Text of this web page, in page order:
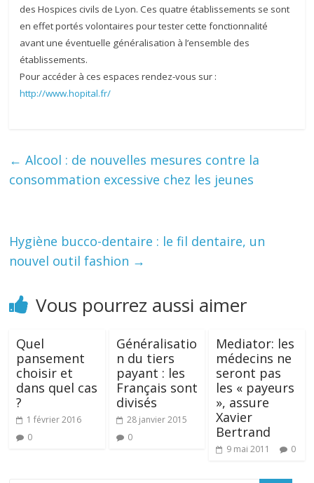
des Hospices civils de Lyon. Ces quatre établissements se sont
en effet portés volontaires pour tester cette fonctionnalité
avant une éventuelle généralisation à l’ensemble des
établissements.
Pour accéder à ces espaces rendez-vous sur :
http://www.hopital.fr/
← Alcool : de nouvelles mesures contre la
consommation excessive chez les jeunes
Hygiène bucco-dentaire : le fil dentaire, un
nouvel outil fashion →
Vous pourrez aussi aimer
Quel
pansement
choisir et
dans quel cas
?
1 février 2016
0
Généralisatio
n du tiers
payant : les
Français sont
divisés
28 janvier 2015
0
Mediator: les
médecins ne
seront pas
les « payeurs
», assure
Xavier
Bertrand
9 mai 2011 0